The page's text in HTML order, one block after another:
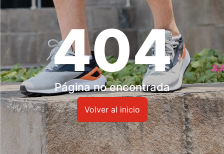
Mujer
Niños
Accesorios
🏃‍♀️🏃‍♂️ Zona del Hincha
👀 Lo Nuevo
404
Página no encontrada
Volver al inicio